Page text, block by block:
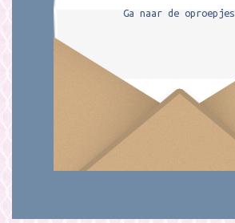
Ga naar de oproepjes